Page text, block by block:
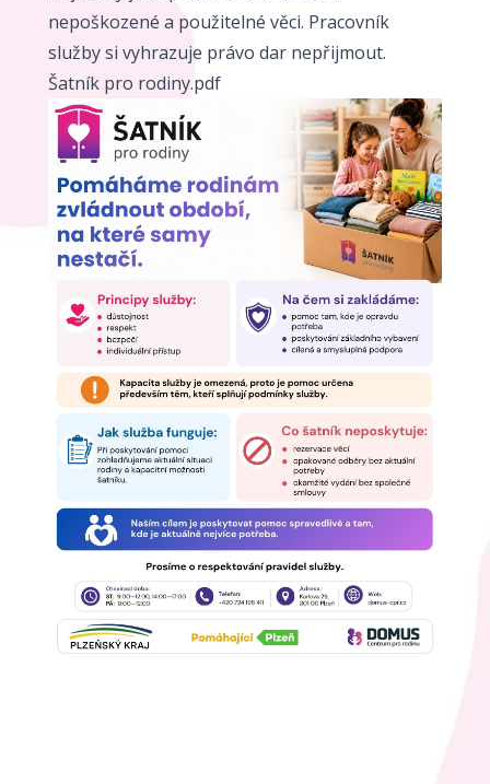
nepoškozené a použitelné věci. Pracovník
služby si vyhrazuje právo dar nepřijmout.
Šatník pro rodiny.pdf